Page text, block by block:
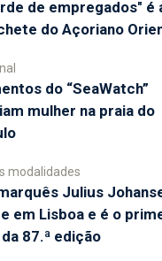
de empregados" é
do Açoriano
do “SeaWatch”
mulher na praia do
modalidades
Julius
em Lisboa e é o
87.ª edição